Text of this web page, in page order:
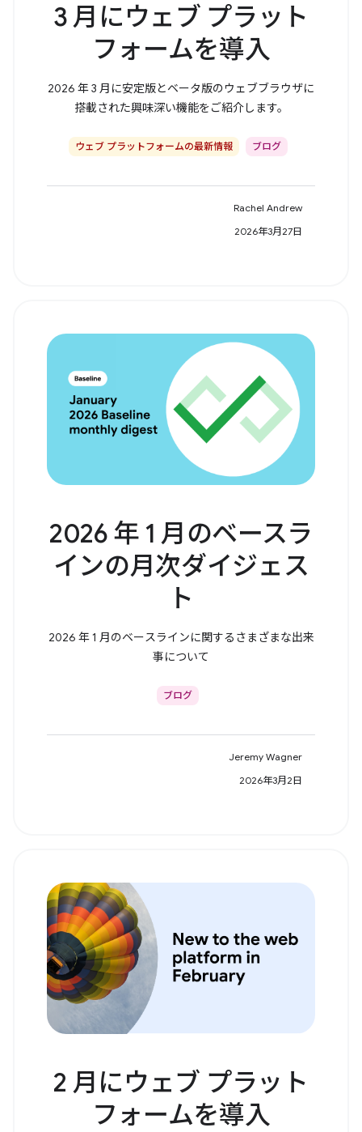
3 月にウェブ プラット
フォームを導入
2026 年 3 月に安定版とベータ版のウェブブラウザに
搭載された興味深い機能をご紹介します。
ウェブ プラットフォームの最新情報 ブログ
Rachel Andrew
2026年3月27日
2026 年 1 月のベースラ
インの月次ダイジェス
ト
2026 年 1 月のベースラインに関するさまざまな出来
事について
ブログ
Jeremy Wagner
2026年3月2日
2 月にウェブ プラット
フォームを導入